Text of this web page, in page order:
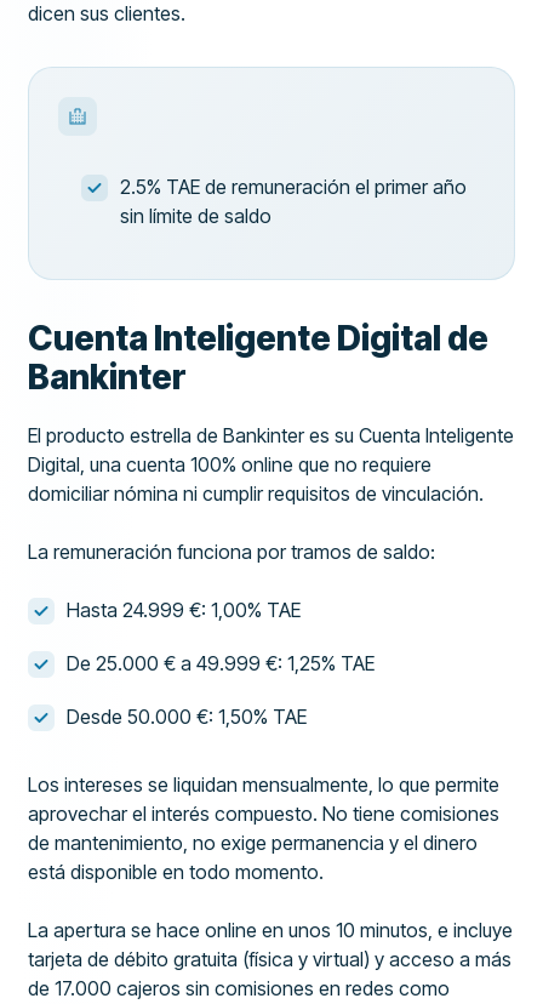
dicen sus clientes.
2.5% TAE de remuneración el primer año
sin límite de saldo
Cuenta Inteligente Digital de
Bankinter
El producto estrella de Bankinter es su Cuenta Inteligente
Digital, una cuenta 100% online que no requiere
domiciliar nómina ni cumplir requisitos de vinculación.
La remuneración funciona por tramos de saldo:
Hasta 24.999 €: 1,00% TAE
De 25.000 € a 49.999 €: 1,25% TAE
Desde 50.000 €: 1,50% TAE
Los intereses se liquidan mensualmente, lo que permite
aprovechar el interés compuesto. No tiene comisiones
de mantenimiento, no exige permanencia y el dinero
está disponible en todo momento.
La apertura se hace online en unos 10 minutos, e incluye
tarjeta de débito gratuita (física y virtual) y acceso a más
de 17.000 cajeros sin comisiones en redes como